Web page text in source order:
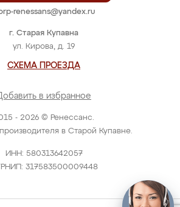
- 2026 © Ренессанс.
в Старой Купавне.
ИНН: 580313642057
317583500009448
г. Старая Купавна
ул. Кирова, д. 19
СХЕМА ПРОЕЗДА
в избранное
renessans@yandex.ru